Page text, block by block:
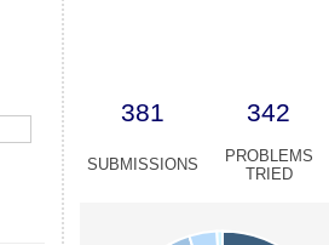
381 342
SUBMISSIONS
PROBLEMS
TRIED